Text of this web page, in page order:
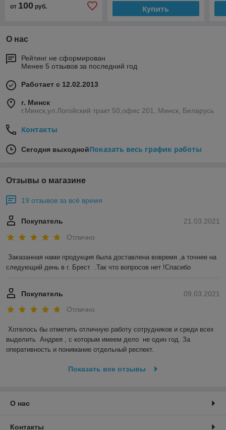
от 100 руб. Купить
О нас
Рейтинг не сформирован
Менее 5 отзывов за последний год
Работает с 12.02.2013
г. Минск
г.Минск,ул.Логойский тракт 50,офис 201, Минск, Беларусь
Контакты
Сегодня выходнойПоказать весь график работы
Отзывы о магазине
19 отзывов за всё время
21.03.2021
Покупатель
Отлично
Заказанная нами продукция была доставлена вовремя ,а точнее на
следующий день в г. Брест  .Так что вопросов нет !Спасибо
09.03.2021
Покупатель
Отлично
Хотелось бы отметить отличную работу сотрудников и среди всех
выделить  Андрея , с которым имеем дело  не один год. За
оперативность и понимание отдельный респект.
Показать все отзывы
О нас
Контакты